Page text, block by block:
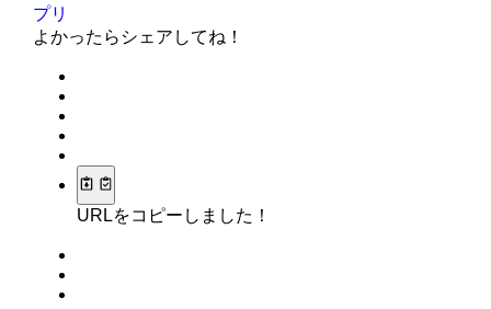
プリ
よかったらシェアしてね！
URLをコピーしました！